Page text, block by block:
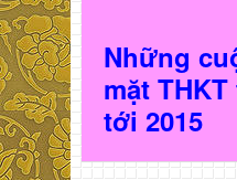
Những
mặt THKT
tới 2015